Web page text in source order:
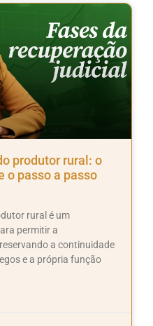
produtor rural: o
o passo a passo
rural é um
permitir a
a continuidade
e a própria função